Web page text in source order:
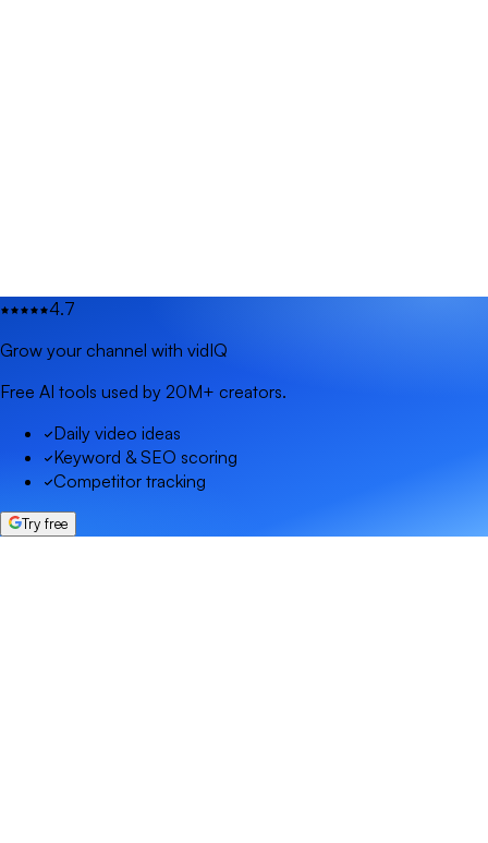
4.7
Grow your channel with vidIQ
Free AI tools used by 20M+ creators.
Daily video ideas
Keyword & SEO scoring
Competitor tracking
Try free